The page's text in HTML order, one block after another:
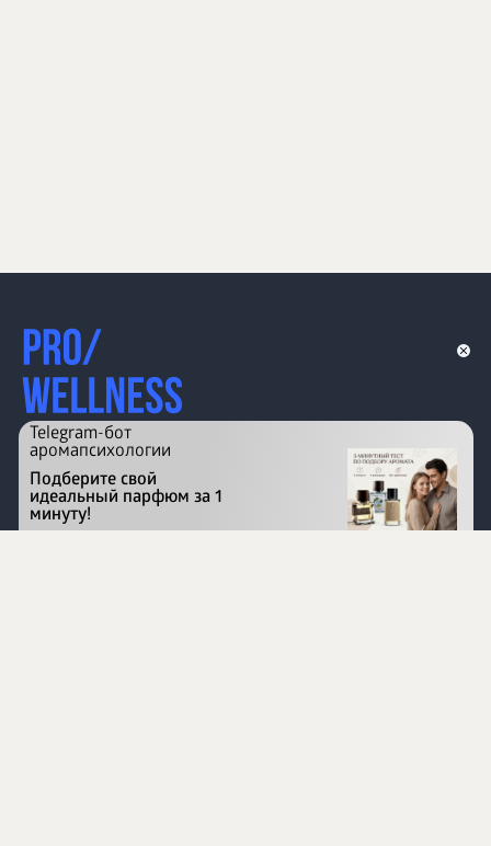
Перейти на сайт
Telegram-бот
аромапсихологии
Подберите свой
идеальный парфюм за 1
минуту!